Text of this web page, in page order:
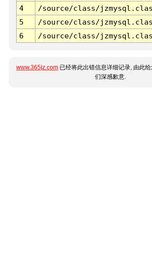
4
/source/class/
5
/source/class/
6
/source/class/
www.365jz.com 已经将此出错信息详细记录, 由此
们深感歉意.